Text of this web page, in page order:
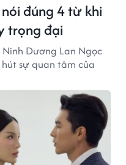
đúng 4 từ khi
trọng đại
Dương Lan Ngọc
sự quan tâm của